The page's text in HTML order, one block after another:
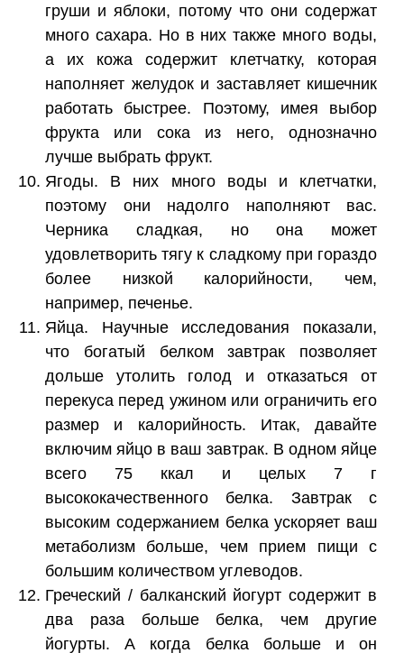
груши и яблоки, потому что они содержат
много сахара. Но в них также много воды,
а их кожа содержит клетчатку, которая
наполняет желудок и заставляет кишечник
работать быстрее. Поэтому, имея выбор
фрукта или сока из него, однозначно
лучше выбрать фрукт.
Ягоды. В них много воды и клетчатки,
поэтому они надолго наполняют вас.
Черника сладкая, но она может
удовлетворить тягу к сладкому при гораздо
более низкой калорийности, чем,
например, печенье.
Яйца. Научные исследования показали,
что богатый белком завтрак позволяет
дольше утолить голод и отказаться от
перекуса перед ужином или ограничить его
размер и калорийность. Итак, давайте
включим яйцо в ваш завтрак. В одном яйце
всего 75 ккал и целых 7 г
высококачественного белка. Завтрак с
высоким содержанием белка ускоряет ваш
метаболизм больше, чем прием пищи с
большим количеством углеводов.
Греческий / балканский йогурт содержит в
два раза больше белка, чем другие
йогурты. А когда белка больше и он